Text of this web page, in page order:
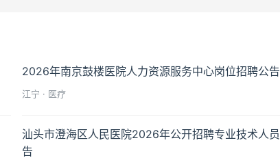
2026年南京鼓楼医院人力资源服务中心岗位招聘公告
江宁 · 医疗
汕头市澄海区人民医院2026年公开招聘专业技术人
告